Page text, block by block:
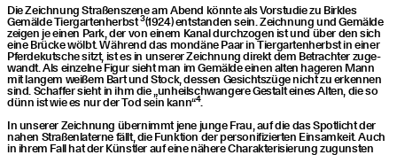
Die Zeich­nung Stra­ßen­sze­ne am Abend könn­te als Vor­stu­die zu Birk­les
Gemäl­de Tier­gar­ten­herbst3(1924) ent­stan­den sein. Zeich­nung und Gemäl­de
zei­gen je einen Park, der von einem Kanal durch­zo­gen ist und über den sich
eine Brü­cke wölbt. Wäh­rend das mon­dä­ne Paar in Tier­gar­ten­herbst in einer
Pfer­de­kut­sche sitzt, ist es in unse­rer Zeich­nung direkt dem Betrach­ter zuge­
wandt. Als ein­zel­ne Figur sieht man im Gemäl­de einen alten hage­ren Mann
mit lan­gem wei­ßem Bart und Stock, des­sen Gesichts­zü­ge nicht zu erken­nen
sind. Schaf­fer sieht in ihm die„unheil­schwan­ge­re Gestalt eines Alten, die so
dünn ist wie es nur der Tod sein kann“4.
In unse­rer Zeich­nung über­nimmt jene jun­ge Frau, auf die das Spot­licht der
nahen Stra­ßen­la­ter­ne fällt, die Funk­ti­on der per­so­ni­fi­zier­ten Ein­sam­keit. Auch
in ihrem Fall hat der Künst­ler auf eine nähe­re Cha­rak­te­ri­sie­rung zuguns­ten